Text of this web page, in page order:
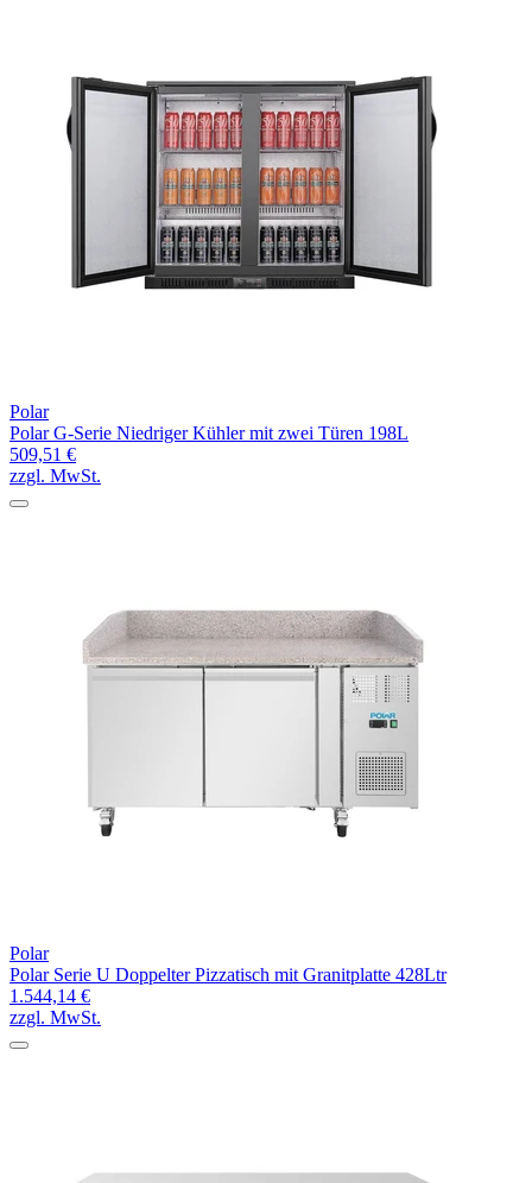
Polar
Polar G-Serie Niedriger Kühler mit zwei Türen 198L
509,51 €
zzgl. MwSt.
Polar
Polar Serie U Doppelter Pizzatisch mit Granitplatte 428Ltr
1.544,14 €
zzgl. MwSt.